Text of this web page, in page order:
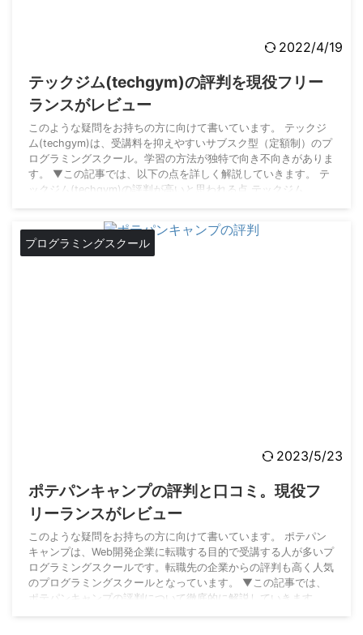
2022/4/19
テックジム(techgym)の評判を現役フリー
ランスがレビュー
このような疑問をお持ちの方に向けて書いています。 テックジ
ム(techgym)は、受講料を抑えやすいサブスク型（定額制）のプ
ログラミングスクール。学習の方法が独特で向き不向きがありま
す。 ▼この記事では、以下の点を詳しく解説していきます。 テ
ックジム(techgym)の評判が高いと思われる点 テックジム
ア目線でテックジム(techgym)について解説していきます。 僕
が契約していたエージェントからも割引で受講できるというアナ
ウンスが来て ...
プログラミングスクール
2023/5/23
ポテパンキャンプの評判と口コミ。現役フ
リーランスがレビュー
このような疑問をお持ちの方に向けて書いています。 ポテパン
キャンプは、Web開発企業に転職する目的で受講する人が多いプ
ログラミングスクールです。転職先の企業からの評判も高く人気
のプログラミングスクールとなっています。 ▼この記事では、
ポテパンキャンプの評判について徹底的に解説していきます。